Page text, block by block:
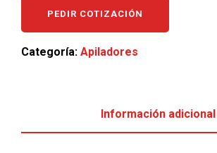
logran con la simple acción de
ubicados en la manija de control.
Botón de parada de emergencia
fácil de operar, especialmente
PEDIR COTIZACIÓN
Categoría: Apiladores
Información adicional